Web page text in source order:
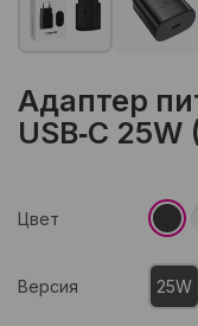
Адаптер
USB‑C 25W
Цвет
Версия 25W